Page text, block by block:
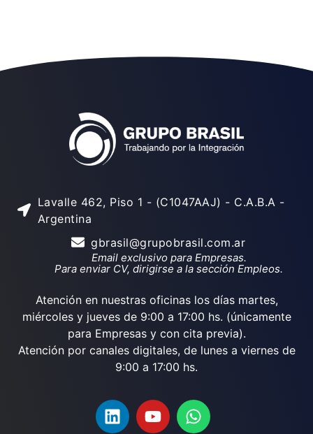
Lavalle 462, Piso 1 - (C1047AAJ) - C.A.B.A -
Argentina
gbrasil@grupobrasil.com.ar
Email exclusivo para Empresas.
Para enviar CV, dirigirse a la sección Empleos.
Atención en nuestras oficinas los días martes,
miércoles y jueves de 9:00 a 17:00 hs. (únicamente
para Empresas y con cita previa).
Atención por canales digitales, de lunes a viernes de
9:00 a 17:00 hs.